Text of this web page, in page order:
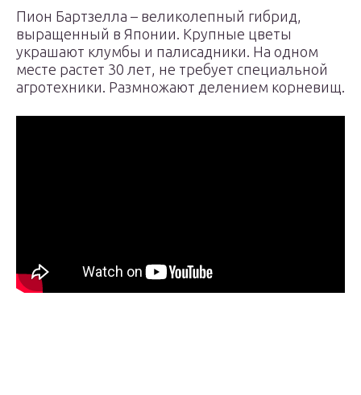
Пион Бартзелла – великолепный гибрид,
выращенный в Японии. Крупные цветы
украшают клумбы и палисадники. На одном
месте растет 30 лет, не требует специальной
агротехники. Размножают делением корневищ.